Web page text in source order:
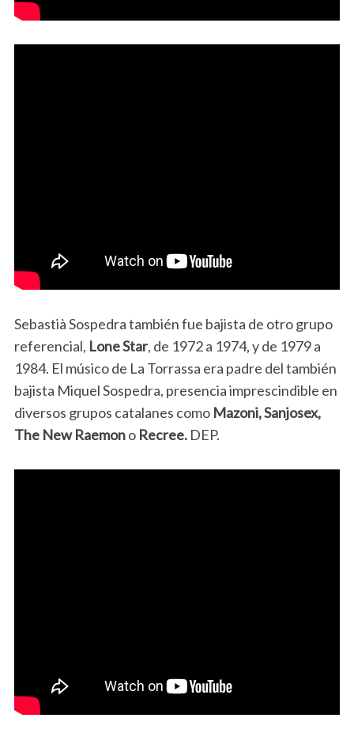
Sebastià Sospedra también fue bajista de otro grupo
referencial, Lone Star, de 1972 a 1974, y de 1979 a
1984. El músico de La Torrassa era padre del también
bajista Miquel Sospedra, presencia imprescindible en
diversos grupos catalanes como Mazoni, Sanjosex,
The New RaemonoRecree.DEP.